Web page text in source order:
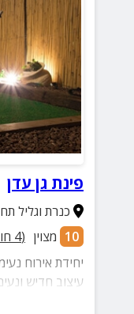
פינת גן עדן
כנרת וגליל
10 מצוין (
4
יחידת אירוח
עיצוב חדיש